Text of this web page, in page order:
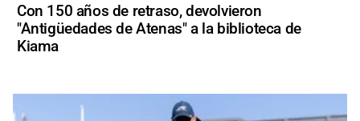
Con 150 años de retraso, devolvieron
"Antigüedades de Atenas" a la biblioteca de
Kiama